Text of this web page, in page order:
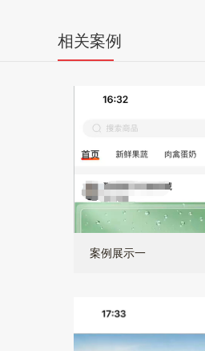
相关案例
案例展示一